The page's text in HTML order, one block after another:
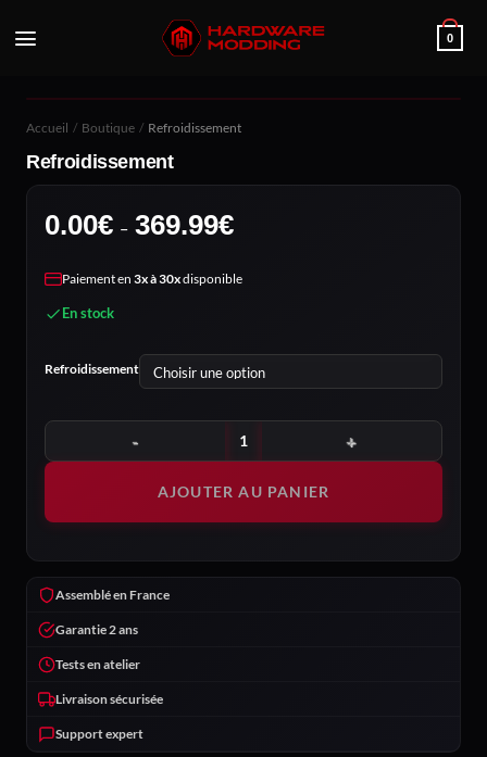
au
0
Accueil / Boutique / Refroidissement
Refroidissement
0.00€ – 369.99€Plage
Paiement en 3x à 30xdisponible
En stock
Refroidissement
quantité de Refroidissement
AJOUTER AU PANIER
Assemblé en France
Garantie 2 ans
Tests en atelier
Livraison sécurisée
Support expert